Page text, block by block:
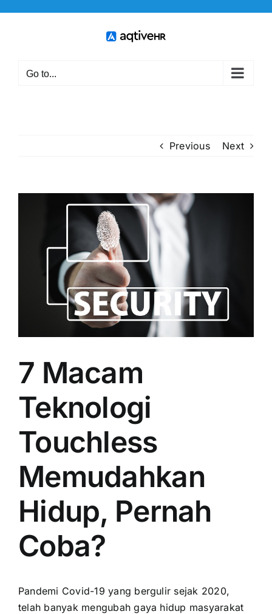
Go to...
Previous Next
7 Macam
Teknologi
Touchless
Memudahkan
Hidup, Pernah
Coba?
Pandemi Covid-19 yang bergulir sejak 2020,
telah banyak mengubah gaya hidup masyarakat